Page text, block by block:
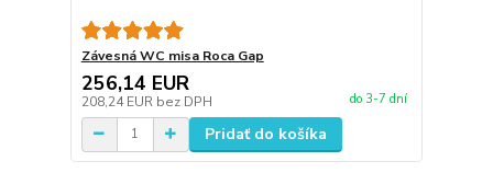
Závesná WC misa Roca Gap
256,14 EUR
208,24 EUR bez DPH do 3-7 dní
Pridať do košíka